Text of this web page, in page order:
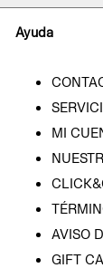
Ayuda
MI
AVISO
GIFT